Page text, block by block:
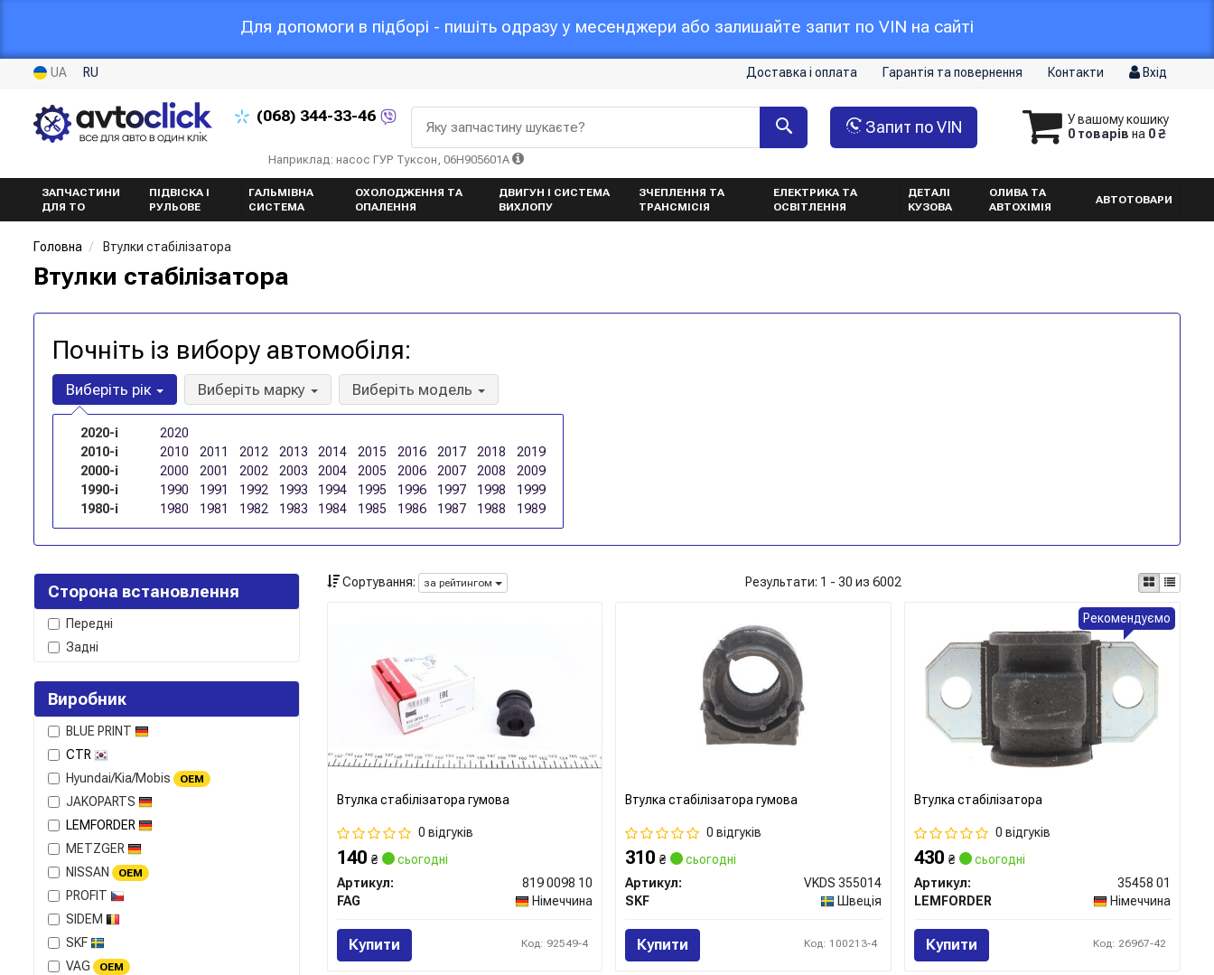
Для допомоги в підборі - пишіть одразу у месенджери або залишайте запит по VIN на сайті
UA RU Доставка і оплата Гарантія та повернення Контакти Вхід
(068) 344-33-46
У вашому кошику
0 товарів на 0 ₴
Запит по VIN
Яку запчастину шукаєте?
Наприклад: насос ГУР Туксон, 06H905601A
ЗАПЧАСТИНИ
ДЛЯ ТО
ПІДВІСКА І
РУЛЬОВЕ
ГАЛЬМІВНА
СИСТЕМА
ОХОЛОДЖЕННЯ ТА
ОПАЛЕННЯ
ДВИГУН І СИСТЕМА
ВИХЛОПУ
ЗЧЕПЛЕННЯ ТА
ТРАНСМІСІЯ
ЕЛЕКТРИКА ТА
ОСВІТЛЕННЯ
ДЕТАЛІ
КУЗОВА
ОЛИВА ТА
АВТОХІМІЯ
АВТОТОВАРИ
Головна Втулки стабілізатора
Втулки стабілізатора
Почніть із вибору автомобіля:
Виберіть рік
2020-і
2020
2010-і
2010 2011 2012 2013 2014 2015 2016 2017 2018
2019
2000-і
2000 2001 2002 2003 2004 2005 2006 2007 2008
2009
1990-і
1990 1991 1992 1993 1994 1995 1996 1997 1998
1999
1980-і
1980 1981 1982 1983 1984 1985 1986 1987 1988 1989
Виберіть марку Виберіть модель
Сторона встановлення
Передні
Задні
Виробник
BLUE PRINT
CTR
Hyundai/Kia/Mobis
OEM
JAKOPARTS
LEMFORDER
METZGER
NISSAN
OEM
PROFIT
SIDEM
SKF
VAG
OEM
Сортування: за рейтингом Результати: 1 - 30 из 6002
Втулка стабілізатора гумова
0 відгуків
140 ₴
сьогодні
Артикул:
819 0098 10
FAG
Німеччина
Купити Код: 92549-4
Втулка стабілізатора гумова
0 відгуків
310₴
сьогодні
Артикул:
VKDS 355014
SKF
Швеція
Купити Код: 100213-4
Втулка стабілізатора
0 відгуків
430₴
сьогодні
Артикул:
35458 01
LEMFORDER
Німеччина
Купити Код: 26967-42
Рекомендуємо